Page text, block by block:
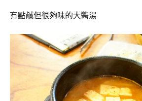
有點鹹但很夠味的大醬湯